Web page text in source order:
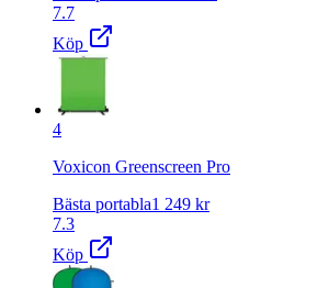
7.7
Köp
4
Voxicon Greenscreen Pro
Bästa portabla1 249 kr
7.3
Köp